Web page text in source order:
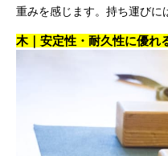
重みを感じます。持ち運びに
木｜安定性・耐久性に優れ